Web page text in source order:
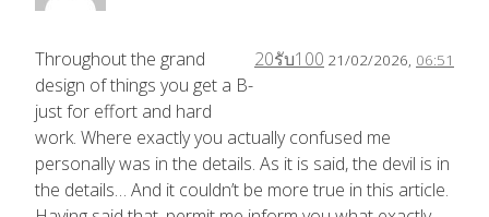
20รับ100 21/02/2026, 06:51
Throughout the grand
design of things you get a B-
just for effort and hard
work. Where exactly you actually confused me
personally was in the details. As it is said, the devil is in
the details… And it couldn’t be more true in this article.